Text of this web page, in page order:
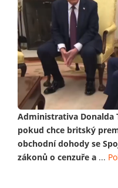
Administrativa Donalda
pokud chce britský
obchodní dohody se
zákonů o cenzuře a ...